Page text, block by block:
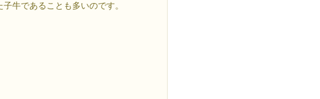
牛であることも多いのです。